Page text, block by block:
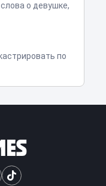
о девушке,
по